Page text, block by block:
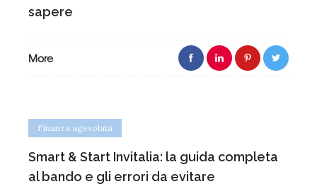
sapere
More
Finanza agevolata
Smart & Start Invitalia: la guida completa
al bando e gli errori da evitare